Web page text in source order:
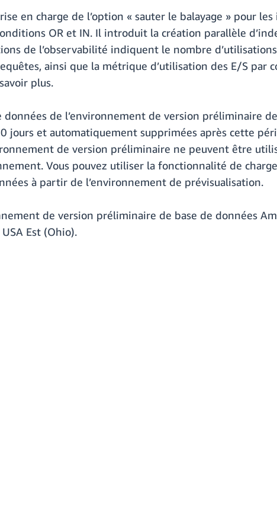
en charge de l’option « sauter le balayage » pour
OR et IN. Il introduit la création parallèle
de l’observabilité indiquent le nombre
ainsi que la métrique d’utilisation des E/S par
plus.
données de l’environnement de version préliminaire
jours et automatiquement supprimées après cette
de version préliminaire ne peuvent être
Vous pouvez utiliser la fonctionnalité de
à partir de l’environnement de prévisualisation.
de version préliminaire de base de données
Est (Ohio).